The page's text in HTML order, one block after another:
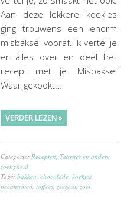
Aan deze lekkere koekjes
ging trouwens een enorm
misbaksel vooraf. Ik vertel je
er alles over en deel het
recept met je. Misbaksel
Waar gekookt…
VERDER LEZEN »
Categorie: Recepten ,Taartjes en andere
zoetigheid
Tags:bakken ,chocolade ,koekjes
pecannoten ,toffees zeezout zoet